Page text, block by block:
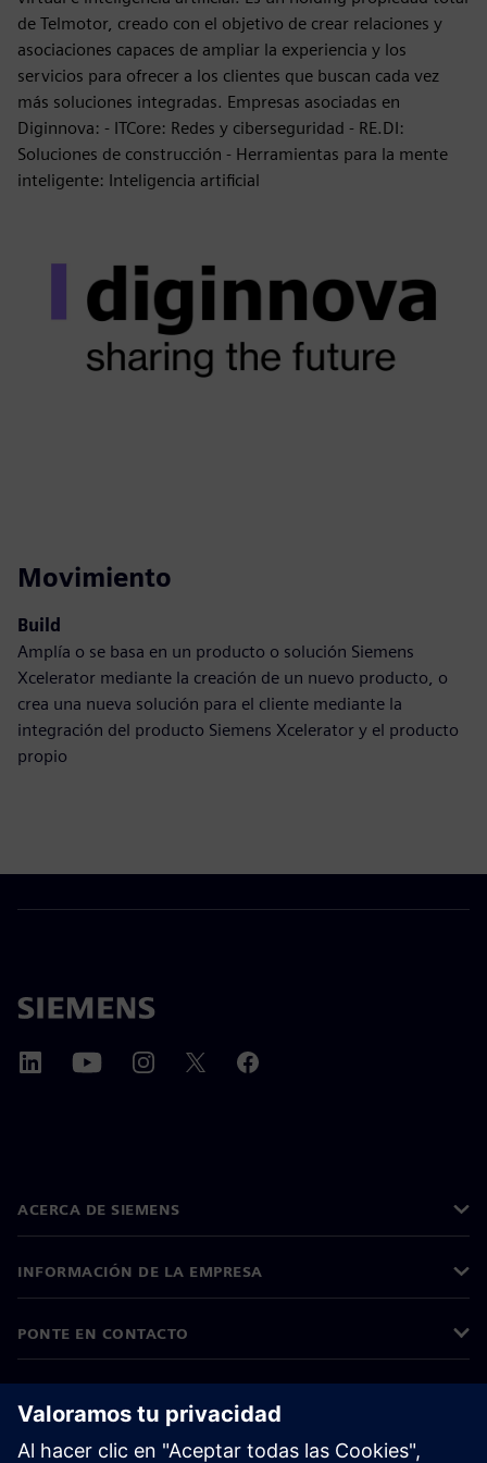
de Telmotor, creado con el objetivo de crear relaciones y
asociaciones capaces de ampliar la experiencia y los
servicios para ofrecer a los clientes que buscan cada vez
más soluciones integradas. Empresas asociadas en
Diginnova: - ITCore: Redes y ciberseguridad - RE.DI:
Soluciones de construcción - Herramientas para la mente
inteligente: Inteligencia artificial
Movimiento
Build
Amplía o se basa en un producto o solución Siemens
Xcelerator mediante la creación de un nuevo producto, o
crea una nueva solución para el cliente mediante la
integración del producto Siemens Xcelerator y el producto
propio
ACERCA DE SIEMENS
INFORMACIÓN DE LA EMPRESA
PONTE EN CONTACTO